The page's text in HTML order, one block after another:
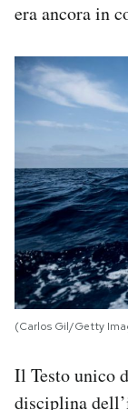
era ancora in
(Carlos Gil/Getty
Il Testo unico
disciplina